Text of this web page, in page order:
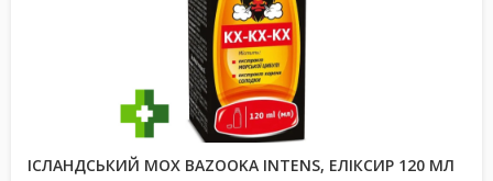
ІСЛАНДСЬКИЙ МОХ BAZOOKA INTENS, ЕЛІКСИР 120 МЛ